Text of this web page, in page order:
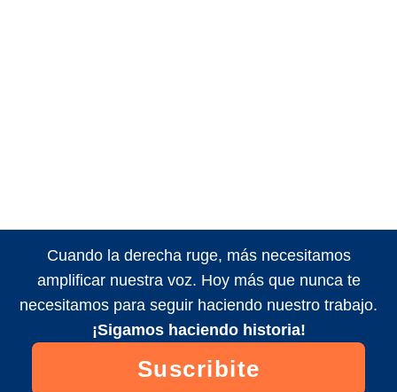
Cuando la derecha ruge, más necesitamos
amplificar nuestra voz. Hoy más que nunca te
necesitamos para seguir haciendo nuestro trabajo.
¡Sigamos haciendo historia!
Suscribite